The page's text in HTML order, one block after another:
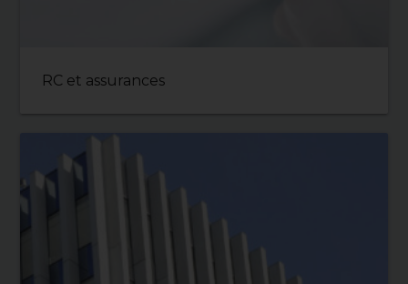
RC et assurances